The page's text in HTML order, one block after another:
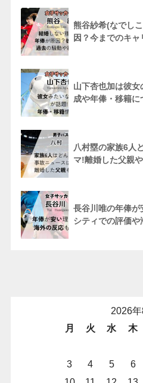
熊谷紗希(なでし
因？今までのキャ
山下杏也加は彼
成や年俸・移籍に
八村塁の家族6人
マ!離婚した父親
長谷川唯の年俸
シティでの評価
2026年
月
火 水 木
3
4 5 6